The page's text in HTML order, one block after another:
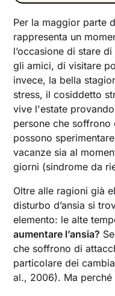
Per la maggior parte
rappresenta un
l’occasione di stare
gli amici, di visitare
invece, la bella
stress, il cosiddetto
vive l'estate
persone che
possono
vacanze sia al
giorni (sindrome da
Oltre alle ragioni già
disturbo d’ansia si
elemento: le alte
aumentare l’ansia?
che soffrono di
particolare dei
al., 2006). Ma perché